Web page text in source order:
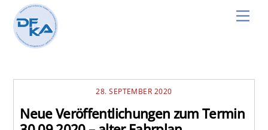
content
28. SEPTEMBER 2020
Neue Veröffentlichungen zum Termin